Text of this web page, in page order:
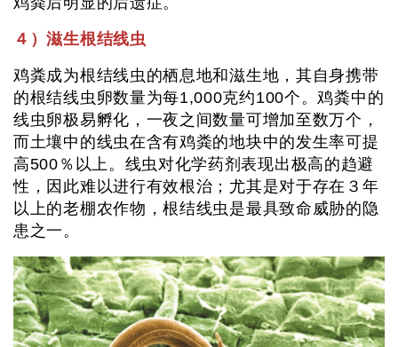
４）滋生根结线虫
鸡粪成为根结线虫的栖息地和滋生地，其自身携带
的根结线虫卵数量为每1,000克约100个。鸡粪中的
线虫卵极易孵化，一夜之间数量可增加至数万个，
而土壤中的线虫在含有鸡粪的地块中的发生率可提
高500％以上。线虫对化学药剂表现出极高的趋避
性，因此难以进行有效根治；尤其是对于存在３年
以上的老棚农作物，根结线虫是最具致命威胁的隐
患之一。